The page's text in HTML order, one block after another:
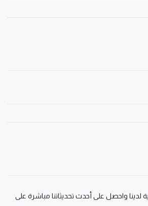
لدينا واحصل على أحدث تحديثاتنا مباشرة على